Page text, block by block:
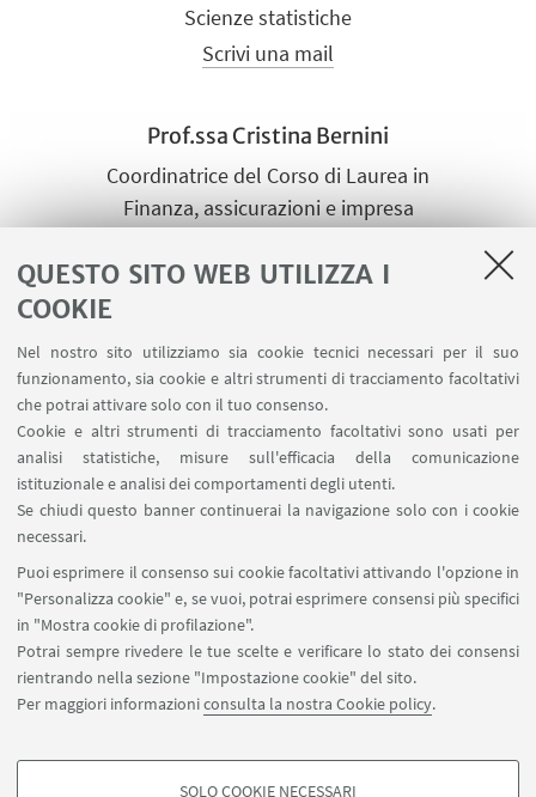
QUESTO SITO WEB UTILIZZA I
COOKIE
Nel nostro sito utilizziamo sia cookie tecnici necessari per il suo
funzionamento, sia cookie e altri strumenti di tracciamento facoltativi
che potrai attivare solo con il tuo consenso.
Cookie e altri strumenti di tracciamento facoltativi sono usati per
analisi statistiche, misure sull'efficacia della comunicazione
istituzionale e analisi dei comportamenti degli utenti.
Se chiudi questo banner continuerai la navigazione solo con i cookie
necessari.
Puoi esprimere il consenso sui cookie facoltativi attivando l'opzione in
"Personalizza cookie" e, se vuoi, potrai esprimere consensi più specifici
in "Mostra cookie di profilazione".
Potrai sempre rivedere le tue scelte e verificare lo stato dei consensi
rientrando nella sezione "Impostazione cookie" del sito.
Per maggiori informazioniconsulta la nostra Cookie policy.
SOLO COOKIE NECESSARI
Scienze statistiche
Scrivi una mail
Prof.ssa Cristina Bernini
Coordinatrice del Corso di Laurea in
Finanza, assicurazioni e impresa
STEP 1: RICHIEDI LE CREDENZIALI
Per avere le credenziali
STEP 2: REGISTRATI ALL'OPEN DAY
Registrazioni